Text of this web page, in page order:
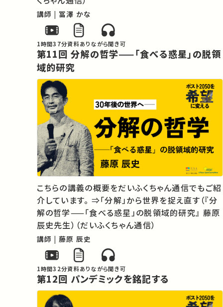
講師 | 冨澤 かな
1時間37分資料ありながら聞き可
第11回 分解の哲学——「食べる惑星」の脱領
域的研究
こちらの講義の概要をだいふくちゃん通信でもご紹
介しています。 ⇒「分解」から世界を捉え直す（『分
解の哲学——「食べる惑星」の脱領域的研究』 藤原
辰史先生）（だいふくちゃん通信）
講師 | 藤原 辰史
1時間32分資料ありながら聞き可
第12回 パンデミックを銘記する